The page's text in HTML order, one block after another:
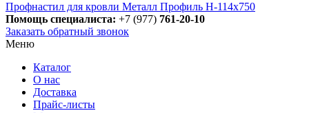
Профнастил для кровли Металл Профиль Н-114х750
Помощь специалиста: +7 (977) 761-20-10
Заказать обратный звонок
Меню
Каталог
О нас
Доставка
Прайс-листы